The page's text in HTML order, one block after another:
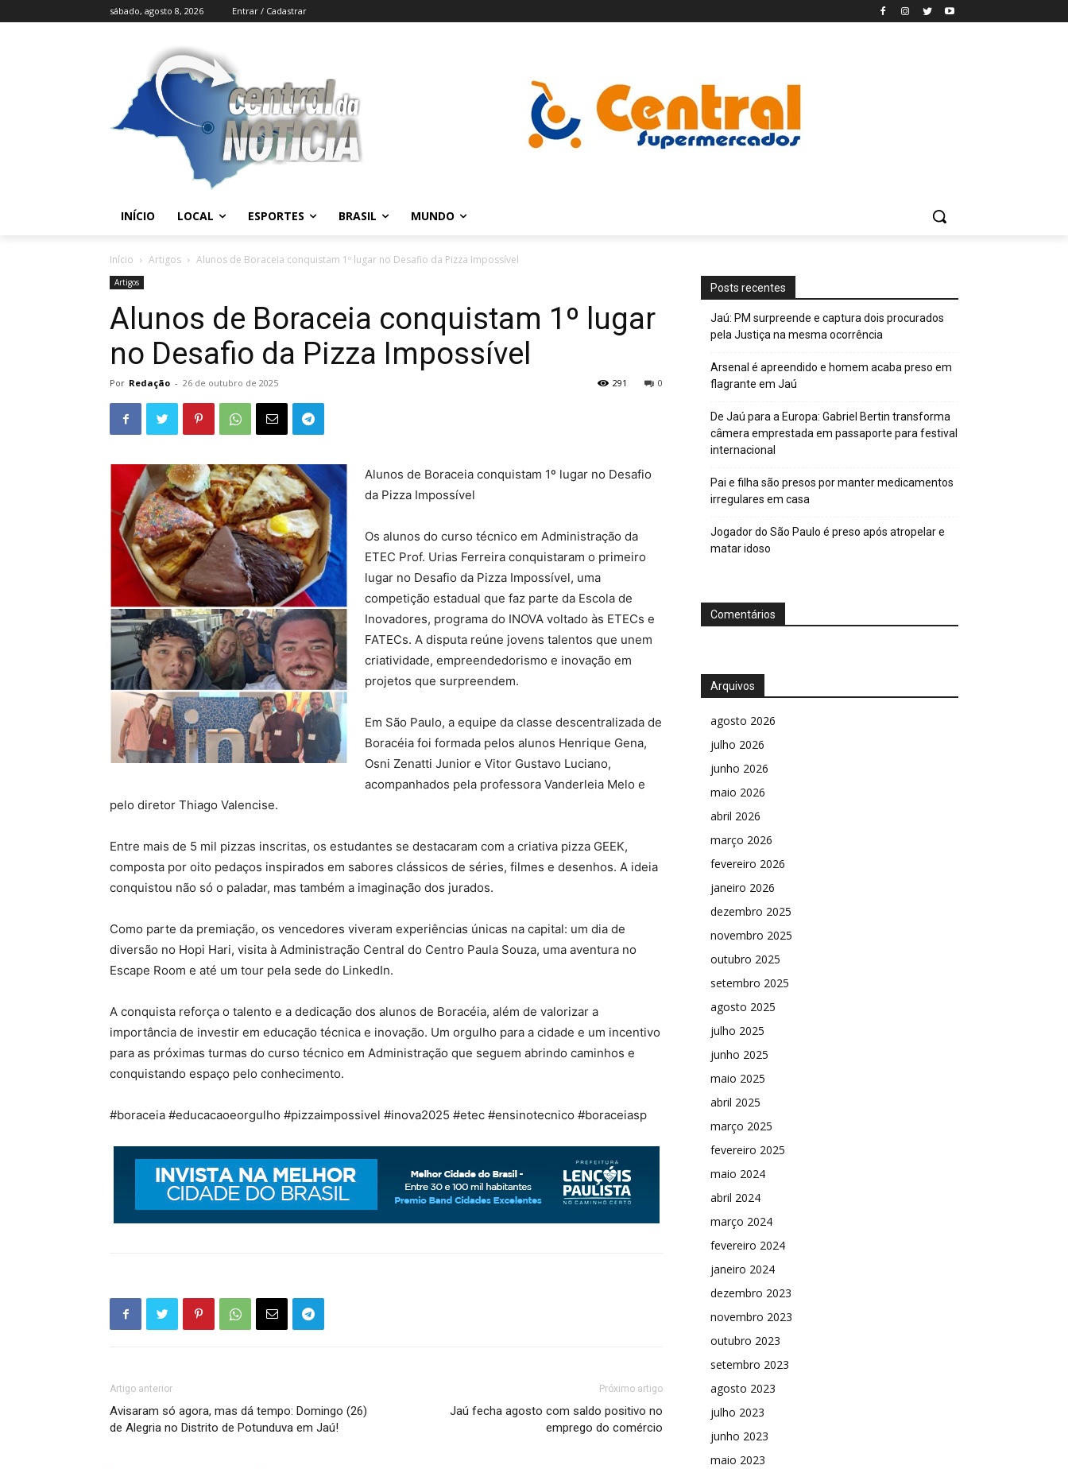
sábado, agosto 8, 2026 Entrar / Cadastrar
INÍCIO LOCAL ESPORTES BRASIL MUNDO
Início Artigos Alunos de Boraceia conquistam 1º lugar no Desafio da Pizza Impossível
Artigos
Alunos de Boraceia conquistam 1º lugar
no Desafio da Pizza Impossível
Por Redação - 26 de outubro de 2025 0
291
Alunos de Boraceia conquistam 1º lugar no Desafio
da Pizza Impossível
Os alunos do curso técnico em Administração da
ETEC Prof. Urias Ferreira conquistaram o primeiro
lugar no Desafio da Pizza Impossível, uma
competição estadual que faz parte da Escola de
Inovadores, programa do INOVA voltado às ETECs e
FATECs. A disputa reúne jovens talentos que unem
criatividade, empreendedorismo e inovação em
projetos que surpreendem.
Em São Paulo, a equipe da classe descentralizada de
Boracéia foi formada pelos alunos Henrique Gena,
Osni Zenatti Junior e Vitor Gustavo Luciano,
acompanhados pela professora Vanderleia Melo e
pelo diretor Thiago Valencise.
Entre mais de 5 mil pizzas inscritas, os estudantes se destacaram com a criativa pizza GEEK,
composta por oito pedaços inspirados em sabores clássicos de séries, filmes e desenhos. A ideia
conquistou não só o paladar, mas também a imaginação dos jurados.
Como parte da premiação, os vencedores viveram experiências únicas na capital: um dia de
diversão no Hopi Hari, visita à Administração Central do Centro Paula Souza, uma aventura no
Escape Room e até um tour pela sede do LinkedIn.
A conquista reforça o talento e a dedicação dos alunos de Boracéia, além de valorizar a
importância de investir em educação técnica e inovação. Um orgulho para a cidade e um incentivo
para as próximas turmas do curso técnico em Administração que seguem abrindo caminhos e
conquistando espaço pelo conhecimento.
#boraceia #educacaoeorgulho #pizzaimpossivel #inova2025 #etec #ensinotecnico #boraceiasp
Artigo anterior
Avisaram só agora, mas dá tempo: Domingo (26)
de Alegria no Distrito de Potunduva em Jaú!
Próximo artigo
Jaú fecha agosto com saldo positivo no
emprego do comércio
Posts recentes
Jaú: PM surpreende e captura dois procurados
pela Justiça na mesma ocorrência
Arsenal é apreendido e homem acaba preso em
flagrante em Jaú
De Jaú para a Europa: Gabriel Bertin transforma
câmera emprestada em passaporte para festival
internacional
Pai e filha são presos por manter medicamentos
irregulares em casa
Jogador do São Paulo é preso após atropelar e
matar idoso
Comentários
Arquivos
agosto 2026
julho 2026
junho 2026
maio 2026
abril 2026
março 2026
fevereiro 2026
janeiro 2026
dezembro 2025
novembro 2025
outubro 2025
setembro 2025
agosto 2025
julho 2025
junho 2025
maio 2025
abril 2025
março 2025
fevereiro 2025
maio 2024
abril 2024
março 2024
fevereiro 2024
janeiro 2024
dezembro 2023
novembro 2023
outubro 2023
setembro 2023
agosto 2023
julho 2023
junho 2023
maio 2023